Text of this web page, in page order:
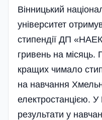
Вінницький
університет
стипендії ДП
гривень на місяць.
кращих чимало
на навчання
електростанцією.
результати у